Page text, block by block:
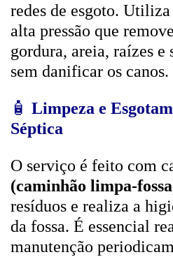
redes de esgoto.
alta pressão que
gordura, areia, raízes e
sem danificar os canos.
🧴 Limpeza e
Séptica
O serviço é feito com
(caminhão limpa-
resíduos e realiza a
da fossa. É essencial
manutenção